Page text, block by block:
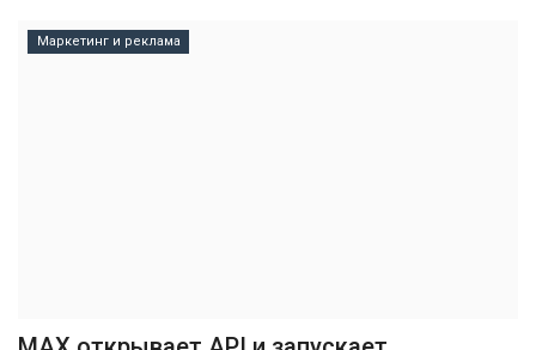
Маркетинг и реклама